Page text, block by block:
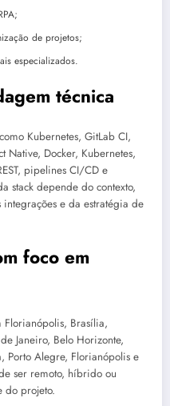
de projetos;
especializados.
técnica
Kubernetes, GitLab CI,
Native, Docker, Kubernetes,
pipelines CI/CD e
stack depende do contexto,
e da estratégia de
foco em
Florianópolis, Brasília,
Janeiro, Belo Horizonte,
Porto Alegre, Florianópolis e
ser remoto, híbrido ou
do projeto.